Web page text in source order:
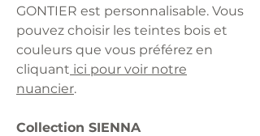
GONTIER est personnalisable. Vous
pouvez choisir les teintes bois et
couleurs que vous préférez en
cliquant ici pour voir notre
nuancier.
Collection SIENNA